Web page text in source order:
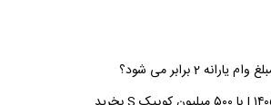
2 برابر می شود؟